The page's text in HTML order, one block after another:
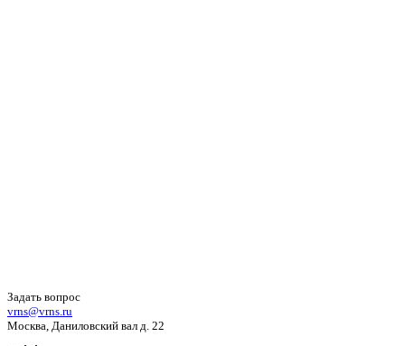
Задать вопрос
vrns@vrns.ru
Москва, Даниловский вал д. 22